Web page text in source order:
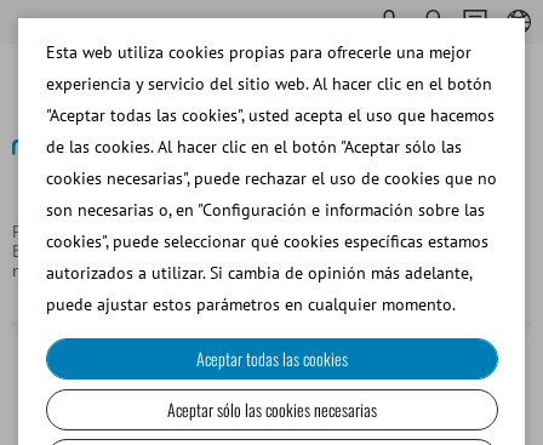
Página principal
Equipos y Materiales de Laboratorio
Equipos de Laboratorio
Esterilizador de aire UVC para sala,
montaje en pared
Esta web utiliza cookies propias para ofrecerle una mejor
experiencia y servicio del sitio web. Al hacer clic en el botón
"Aceptar todas las cookies", usted acepta el uso que hacemos
de las cookies. Al hacer clic en el botón "Aceptar sólo las
cookies necesarias", puede rechazar el uso de cookies que no
son necesarias o, en "Configuración e información sobre las
cookies", puede seleccionar qué cookies específicas estamos
autorizados a utilizar. Si cambia de opinión más adelante,
puede ajustar estos parámetros en cualquier momento.
Aceptar todas las cookies
Aceptar sólo las cookies necesarias